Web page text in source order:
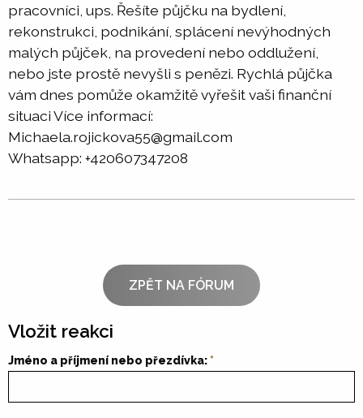
pracovníci, ups. Řešíte půjčku na bydlení,
rekonstrukci, podnikání, splácení nevýhodných
malých půjček, na provedení nebo oddlužení,
nebo jste prostě nevyšli s penězi. Rychlá půjčka
vám dnes pomůže okamžitě vyřešit vaši finanční
situaci Více informací:
Michaela.rojickova55@gmail.com
Whatsapp: +420607347208
ZPĚT NA FÓRUM
Vložit reakci
Jméno a příjmení nebo přezdívka: